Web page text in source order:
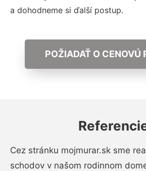
a dohodneme si ďalší postup.
POŽIADAŤ O CENOVÚ
Cez stránku mojmurar.sk sme
schodov v našom rodinnom